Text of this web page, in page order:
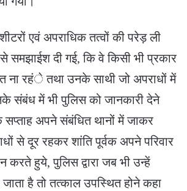
एवं अपराधिक तत्वों की परेड़ ली
समझाईश दी गई, कि वे किसी भी प्रकार
ना रहंे तथा उनके साथी जो अपराधों में
संबंध में भी पुलिस को जानकारी देने
सप्ताह अपने संबंधित थानों में जाकर
से दूर रहकर शांति पूर्वक अपने परिवार
करते हुये, पुलिस द्वारा जब भी उन्हें
है तो तत्काल उपस्थित होने कहा